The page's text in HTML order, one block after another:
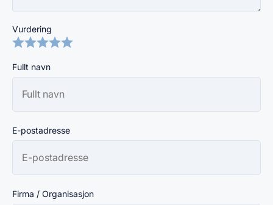
Vurdering
Fullt navn
E-postadresse
Firma / Organisasjon